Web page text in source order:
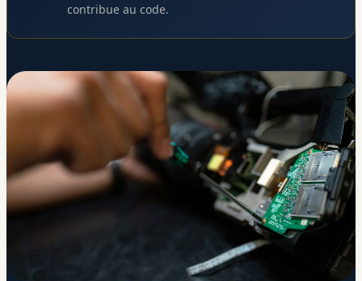
contribue au code.